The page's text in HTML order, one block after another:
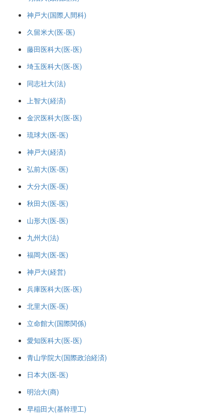
神戸大(国際人間科)
久留米大(医-医)
藤田医科大(医-医)
埼玉医科大(医-医)
同志社大(法)
上智大(経済)
金沢医科大(医-医)
琉球大(医-医)
神戸大(経済)
弘前大(医-医)
大分大(医-医)
秋田大(医-医)
山形大(医-医)
九州大(法)
福岡大(医-医)
神戸大(経営)
兵庫医科大(医-医)
北里大(医-医)
立命館大(国際関係)
愛知医科大(医-医)
青山学院大(国際政治経済)
日本大(医-医)
明治大(商)
早稲田大(基幹理工)